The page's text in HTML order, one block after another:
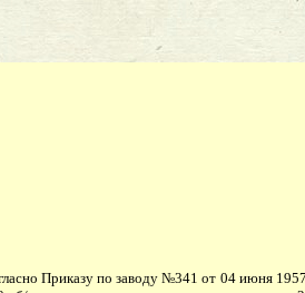
Приказу по заводу №341 от 04 июня